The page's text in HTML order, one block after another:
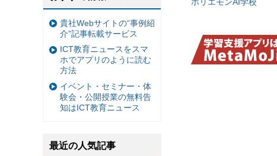
貴社Webサイトの“事例紹
介”記事転載サービス
ICT教育ニュースをスマ
ホでアプリのように読む
方法
イベント・セミナー・体
験会・公開授業の無料告
知はICT教育ニュース
最近の人気記事